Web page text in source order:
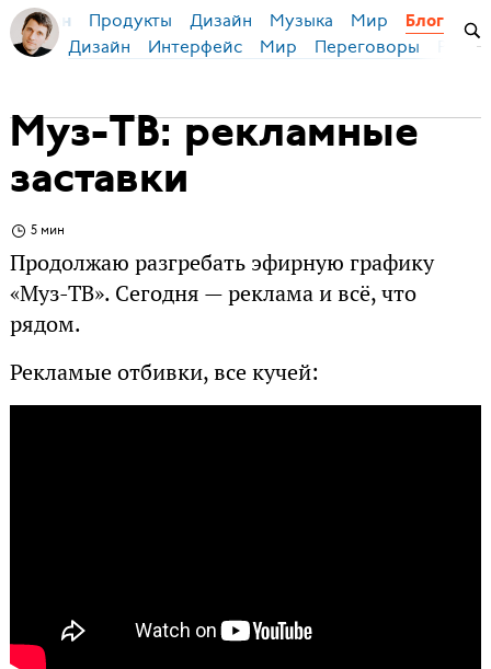
Бирман Продукты Дизайн Музыка Мир Блог
Дизайн Интерфейс Мир Переговоры
Муз-ТВ: рекламные
заставки
5 мин
Продолжаю разгребать эфирную графику
«Муз-ТВ». Сегодня — реклама и всё, что
рядом.
Рекламые отбивки, все кучей: